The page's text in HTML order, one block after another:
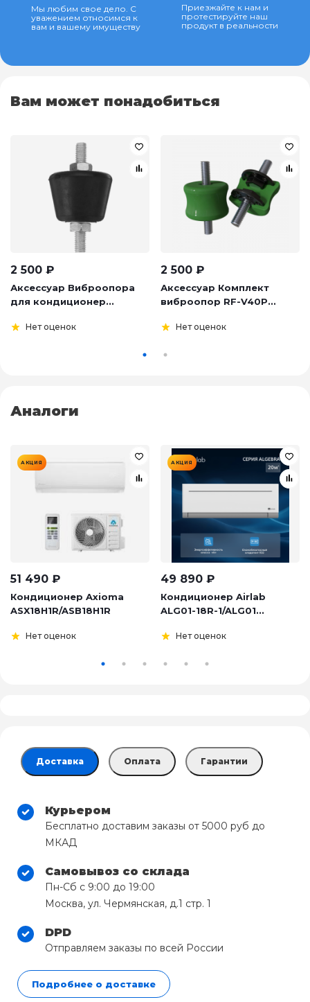
Мы любим свое дело. С
уважением относимся к
вам и вашему имуществу
Приезжайте к нам и
протестируйте наш
продукт в реальности
Вам может понадобиться
2 500 ₽
Аксессуар Виброопора
для кондиционер...
Нет оценок
2 500 ₽
Аксессуар Комплект
виброопор RF-V40P...
Нет оценок
Аналоги
АКЦИЯ
51 490 ₽
Кондиционер Axioma
ASX18H1R/ASB18H1R
Нет оценок
АКЦИЯ
49 890 ₽
Кондиционер Airlab
ALG01-18R-1/ALG01...
Нет оценок
Доставка Оплата Гарантии
Курьером
Бесплатно доставим заказы от 5000 руб до
МКАД
Самовывоз со склада
Пн-Сб с 9:00 до 19:00
Москва, ул. Чермянская, д.1 стр. 1
DPD
Отправляем заказы по всей России
Подробнее о доставке